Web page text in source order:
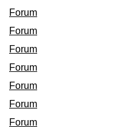
Forum
Forum
Forum
Forum
Forum
Forum
Forum